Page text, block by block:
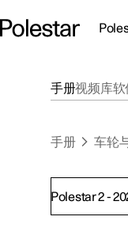
手册视频库软
手册 车轮
Polestar 2 -